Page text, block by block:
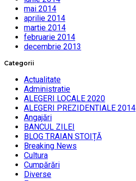
mai 2014
aprilie 2014
martie 2014
februarie 2014
decembrie 2013
Categorii
Actualitate
Administratie
ALEGERI LOCALE 2020
ALEGERI PREZIDENTIALE 2014
Angajări
BANCUL ZILEI
BLOG TRAIAN STOIȚĂ
Breaking News
Cultura
Cumpărări
Diverse